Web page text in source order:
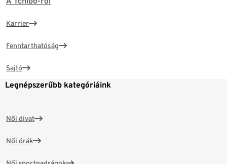
Karrier
Fenntarthatóság
Sajtó
Legnépszerűbb kategóriáink
Női divat
Női órák